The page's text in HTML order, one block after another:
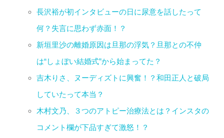
長沢裕が初インタビューの日に尿意を話したって
何？失言に思わず赤面！？
新垣里沙の離婚原因は旦那の浮気？旦那との不仲
は“しょぼい結婚式”から始まってた？
吉木りさ、ヌーディズトに興奮！？和田正人と破局
していたって本当？
木村文乃、３つのアトピー治療法とは？インスタの
コメント欄が下品すぎて激怒！？